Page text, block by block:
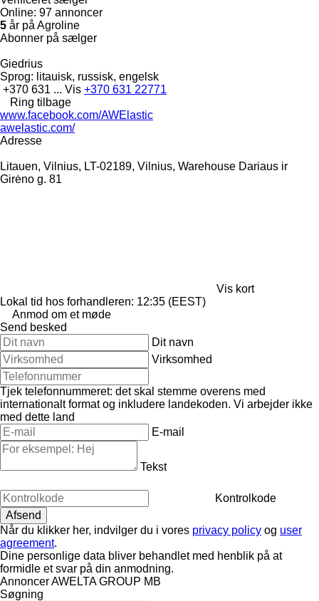
Online: 97 annoncer
5 år på Agroline
Abonner på sælger
Giedrius
Sprog: litauisk, russisk, engelsk
+370 631 ... Vis +370 631 22771
Ring tilbage
www.facebook.com/AWElastic
awelastic.com/
Adresse
Litauen, Vilnius, LT-02189, Vilnius, Warehouse Dariaus ir
Girėno g. 81
Vis kort
Lokal tid hos forhandleren: 12:35 (EEST)
Anmod om et møde
Send besked
Dit navn
Virksomhed
Tjek telefonnummeret: det skal stemme overens med
internationalt format og inkludere landekoden. Vi arbejder ikke
med dette land
E-mail
Tekst
Kontrolkode
Når du klikker her, indvilger du i vores privacy policy og user
agreement.
Dine personlige data bliver behandlet med henblik på at
formidle et svar på din anmodning.
Annoncer AWELTA GROUP MB
Søgning